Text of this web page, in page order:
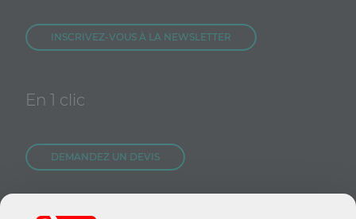
INSCRIVEZ-VOUS À LA NEWSLETTER
En 1 clic
DEMANDEZ UN DEVIS
NOUS REJOINDRE